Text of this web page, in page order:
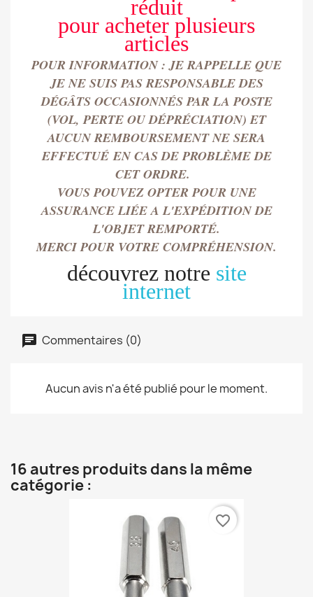
réduit
pour acheter plusieurs
articles
POUR INFORMATION : JE RAPPELLE QUE
JE NE SUIS PAS RESPONSABLE DES
DÉGÂTS OCCASIONNÉS PAR LA POSTE
(VOL, PERTE OU DÉPRÉCIATION) ET
AUCUN REMBOURSEMENT NE SERA
EFFECTUÉEN CAS DE PROBLÈME DE
CET ORDRE.
VOUS POUVEZ OPTER POUR UNE
ASSURANCE LIÉE A L'EXPÉDITION DE
L'OBJET REMPORTÉ.
MERCI POUR VOTRE COMPRÉHENSION.
découvrez notre site
internet
Commentaires (0)
Aucun avis n'a été publié pour le moment.
16 autres produits dans la même
catégorie :
favorite_border